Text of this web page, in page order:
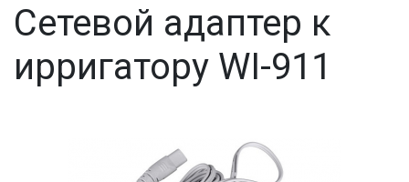
Сетевой адаптер к
ирригатору WI-911